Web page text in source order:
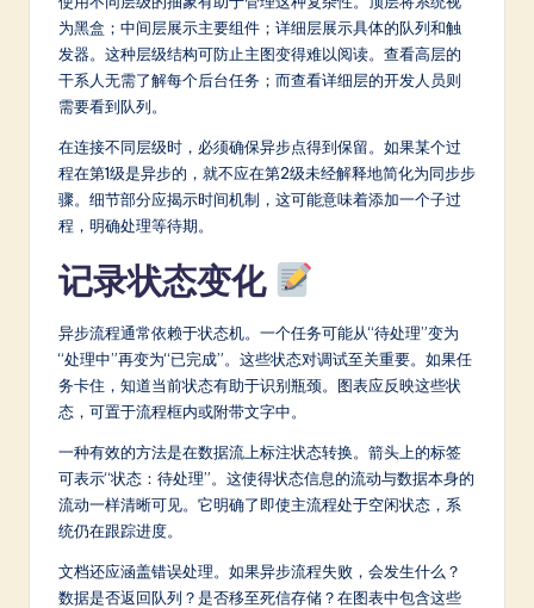
为黑盒；中间层展示主要组件；详细层展示具体的队列和触
发器。这种层级结构可防止主图变得难以阅读。查看高层的
干系人无需了解每个后台任务；而查看详细层的开发人员则
需要看到队列。
在连接不同层级时，必须确保异步点得到保留。如果某个过
程在第1级是异步的，就不应在第2级未经解释地简化为同步步
骤。细节部分应揭示时间机制，这可能意味着添加一个子过
程，明确处理等待期。
记录状态变化
异步流程通常依赖于状态机。一个任务可能从“待处理”变为
“处理中”再变为“已完成”。这些状态对调试至关重要。如果任
务卡住，知道当前状态有助于识别瓶颈。图表应反映这些状
态，可置于流程框内或附带文字中。
一种有效的方法是在数据流上标注状态转换。箭头上的标签
可表示“状态：待处理”。这使得状态信息的流动与数据本身的
流动一样清晰可见。它明确了即使主流程处于空闲状态，系
统仍在跟踪进度。
文档还应涵盖错误处理。如果异步流程失败，会发生什么？
数据是否返回队列？是否移至死信存储？在图表中包含这些